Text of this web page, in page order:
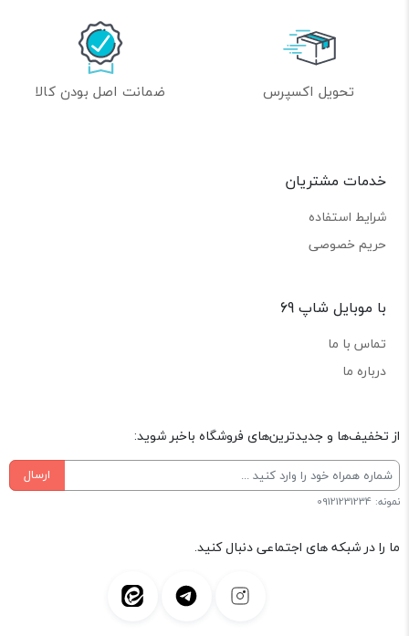
تحویل اکسپرس ضمانت اصل بودن کالا
خدمات مشتریان
شرایط استفاده
حریم خصوصی
با موبایل شاپ 69
تماس با ما
درباره ما
از تخفیف‌ها و جدیدترین‌های فروشگاه باخبر شوید:
ارسال
نمونه: 09121231234
ما را در شبکه های اجتماعی دنبال کنید.